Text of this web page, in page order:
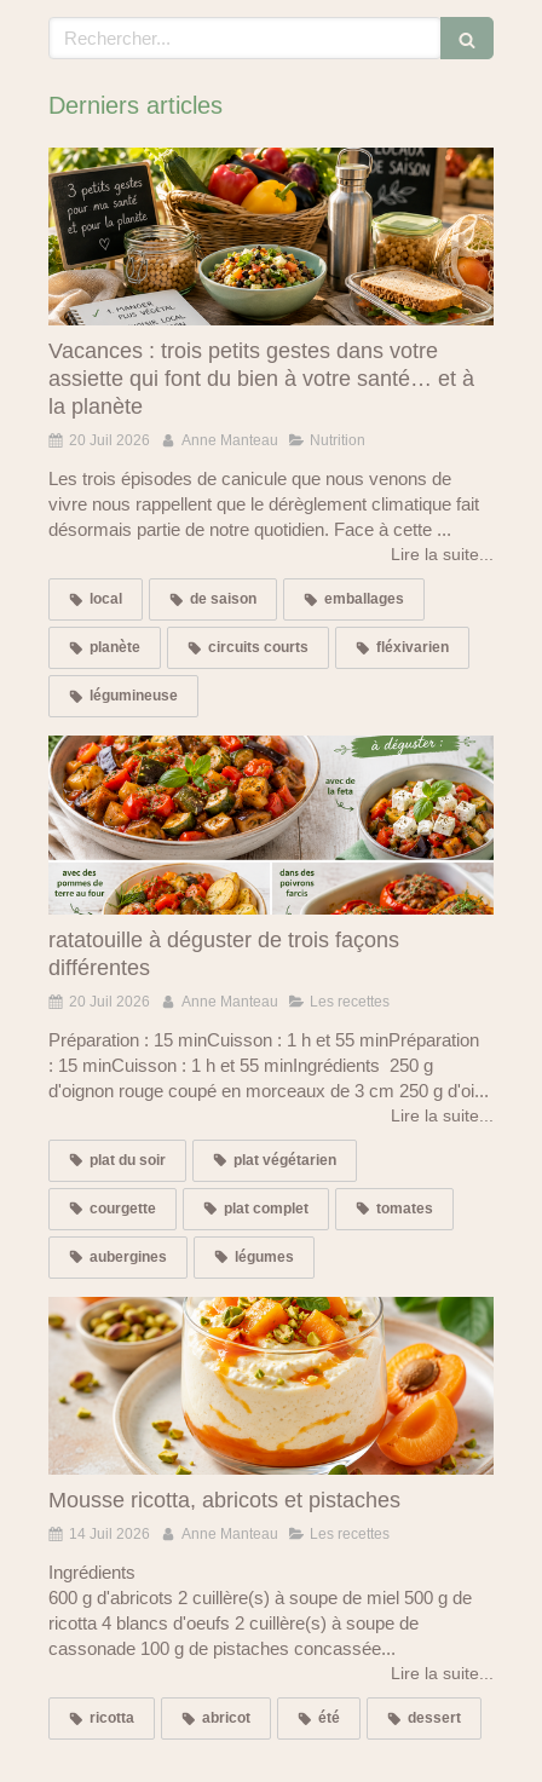
Rechercher
Derniers articles
Vacances : trois petits gestes dans votre
assiette qui font du bien à votre santé… et à
la planète
20 Juil 2026 Anne Manteau Nutrition
Les trois épisodes de canicule que nous venons de
vivre nous rappellent que le dérèglement climatique fait
désormais partie de notre quotidien. Face à cette ...
Lire la suite...
local de saison emballages
planète circuits courts fléxivarien
légumineuse
ratatouille à déguster de trois façons
différentes
20 Juil 2026 Anne Manteau Les recettes
Préparation : 15 minCuisson : 1 h et 55 minPréparation
: 15 minCuisson : 1 h et 55 minIngrédients 250 g
d'oignon rouge coupé en morceaux de 3 cm 250 g d'oi...
Lire la suite...
plat du soir plat végétarien
courgette plat complet tomates
aubergines légumes
Mousse ricotta, abricots et pistaches
14 Juil 2026 Anne Manteau Les recettes
Ingrédients
600 g d'abricots 2 cuillère(s) à soupe de miel 500 g de
ricotta 4 blancs d'oeufs 2 cuillère(s) à soupe de
cassonade 100 g de pistaches concassée...
Lire la suite...
ricotta abricot été dessert